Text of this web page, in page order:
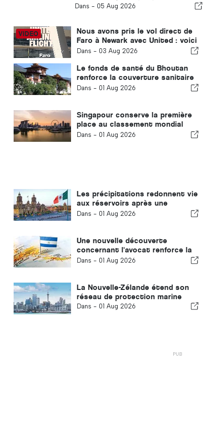
Dans - 05 Aug 2026
Nous avons pris le vol direct de
Faro à Newark avec United : voici
à quoi ressemble vraiment la
Dans - 03 Aug 2026
Le fonds de santé du Bhoutan
renforce la couverture sanitaire
universelle
Dans - 01 Aug 2026
Singapour conserve la première
place au classement mondial
des passeports les plus
Dans - 01 Aug 2026
Les précipitations redonnent vie
aux réservoirs après une
sécheresse prolongée au
Dans - 01 Aug 2026
Une nouvelle découverte
concernant l'avocat renforce la
sécurité alimentaire future
Dans - 01 Aug 2026
La Nouvelle-Zélande étend son
réseau de protection marine
Dans - 01 Aug 2026